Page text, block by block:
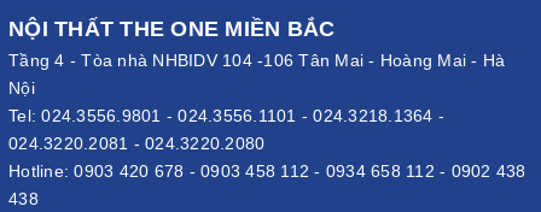
NỘI THẤT THE ONE MIỀN BẮC
Tầng 4 - Tòa nhà NHBIDV 104 -106 Tân Mai - Hoàng Mai - Hà
Nội
Tel:024.3556.9801 -024.3556.1101 -024.3218.1364 -
024.3220.2081 - 024.3220.2080
Hotline:0903 420 678 - 0903 458 112 - 0934 658 112 - 0902 438
438